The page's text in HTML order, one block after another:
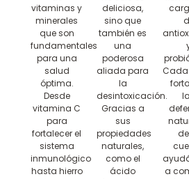
vitaminas y
minerales
que son
fundamentales
para una
salud
óptima.
Desde
vitamina C
para
fortalecer el
sistema
inmunológico
hasta hierro
deliciosa,
sino que
también es
una
poderosa
aliada para
la
desintoxicación.
Gracias a
sus
propiedades
naturales,
como el
ácido
Cada
a